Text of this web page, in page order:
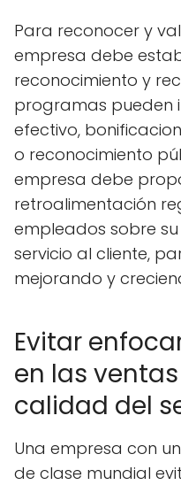
Para reconocer y
empresa debe
reconocimiento y
programas pueden
efectivo,
o reconocimiento
empresa debe
retroalimentación
empleados sobre
servicio al cliente,
mejorando y
Evitar
en las
calidad del
Una empresa con
de clase mundial